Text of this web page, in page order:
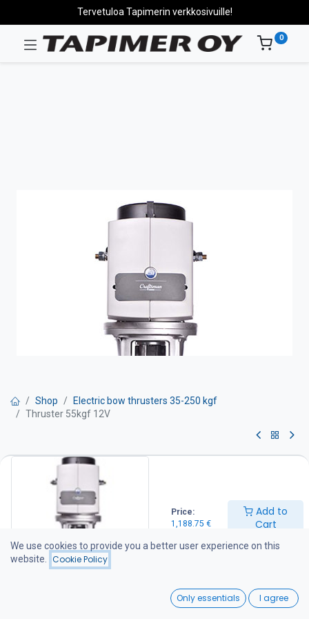
Price:
1,188.75 €
Add to
Cart
Wishlist
Tervetuloa Tapimerin verkkosivuille!
0
Shop
Electric bow thrusters 35-250 kgf
Thruster 55kgf 12V
Thruster 55kgf 12V
Tehokas ja hiljainen 7-lapainen keulapotkuri Hollannista. Teho 3.7
kW (5 hp) / 12 V, tunneli 150 mm.
Huoltovapaa erikoismuovipotkuri joka on suunniteltu antamaan
tehokasta työntövoimaa molempiin suuntiin. Helppo suojasinkin
vaihto.
keulapotkureissaan (mm. sähkömoottori) kuin useat
We use cookies to provide you a better user experience on this
website.
Cookie Policy
Only essentials I agree